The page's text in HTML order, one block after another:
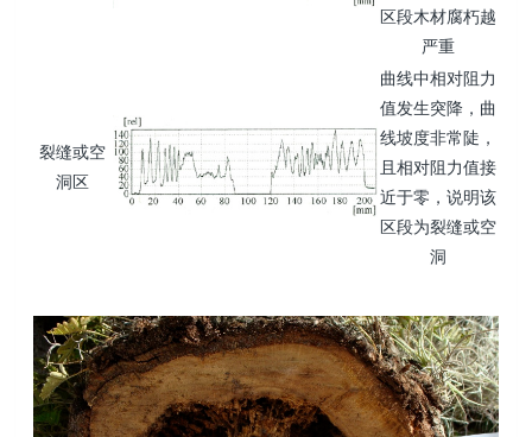
区段木材腐朽越
严重
裂缝或空
洞区
曲线中相对阻力
值发生突降，曲
线坡度非常陡，
且相对阻力值接
近于零，说明该
区段为裂缝或空
洞